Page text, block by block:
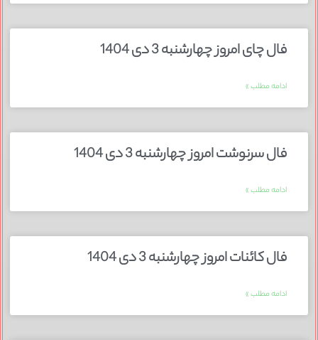
فال چای امروز چهارشنبه 3 دی 1404
ادامه مطلب »
فال سرنوشت امروز چهارشنبه 3 دی 1404
ادامه مطلب »
فال کائنات امروز چهارشنبه 3 دی 1404
ادامه مطلب »